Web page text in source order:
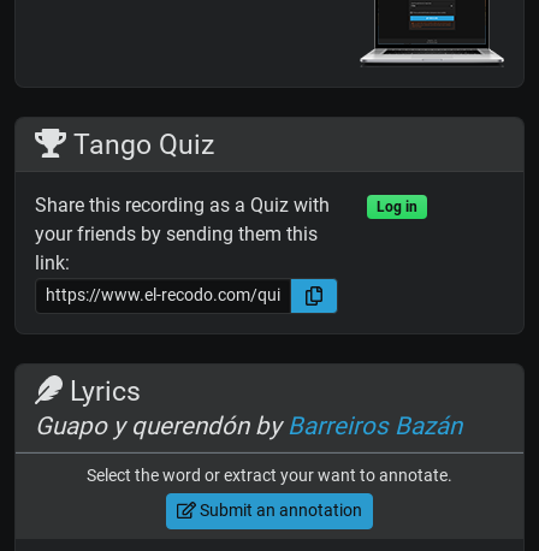
Tango Quiz
Share this recording as a Quiz with
your friends by sending them this
link:
Log in
Lyrics
Guapo y querendón byBarreiros Bazán
Select the word or extract your want to annotate.
Submit an annotation